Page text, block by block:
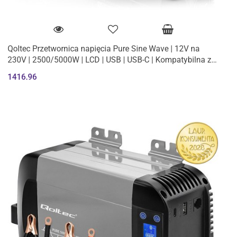
Qoltec Przetwornica napięcia Pure Sine Wave | 12V na
230V | 2500/5000W | LCD | USB | USB-C | Kompatybilna z
1416.96